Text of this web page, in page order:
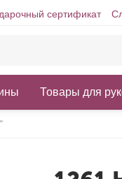
сертификат
Товары для